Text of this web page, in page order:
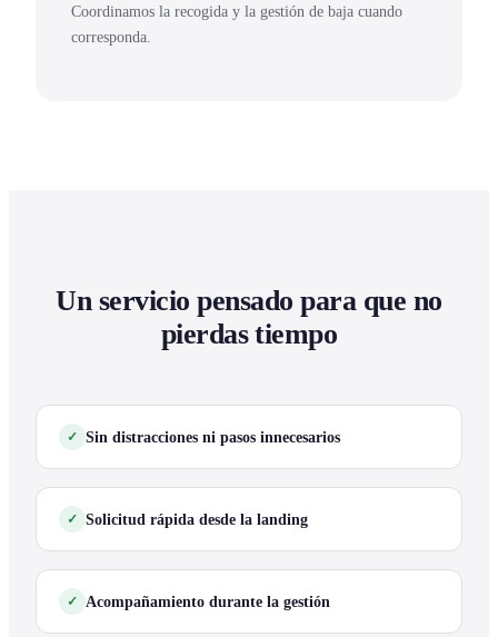
Coordinamos la recogida y la gestión de baja cuando
corresponda.
Un servicio pensado para que no
pierdas tiempo
Sin distracciones ni pasos innecesarios
Solicitud rápida desde la landing
Acompañamiento durante la gestión